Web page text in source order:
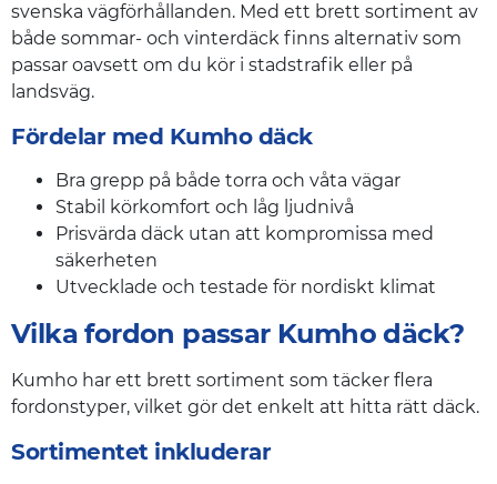
svenska vägförhållanden. Med ett brett sortiment av
både sommar- och vinterdäck finns alternativ som
passar oavsett om du kör i stadstrafik eller på
landsväg.
Fördelar med Kumho däck
Bra grepp på både torra och våta vägar
Stabil körkomfort och låg ljudnivå
Prisvärda däck utan att kompromissa med
säkerheten
Utvecklade och testade för nordiskt klimat
Vilka fordon passar Kumho däck?
Kumho har ett brett sortiment som täcker flera
fordonstyper, vilket gör det enkelt att hitta rätt däck.
Sortimentet inkluderar